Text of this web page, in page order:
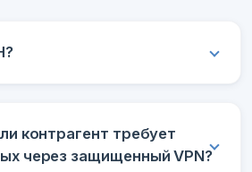
контрагент требует
через защищенный VPN?